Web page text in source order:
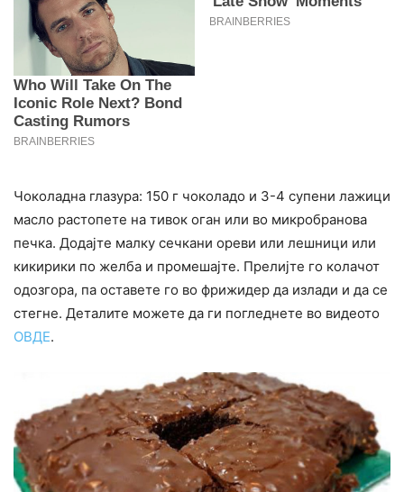
Чоколадна глазура: 150 г чоколадо и 3-4 супени лажици
масло растопете на тивок оган или во микробранова
печка. Додајте малку сечкани ореви или лешници или
кикирики по желба и промешајте. Прелијте го колачот
одозгора, па оставете го во фрижидер да излади и да се
стегне. Деталите можете да ги погледнете во видеото
ОВДЕ.